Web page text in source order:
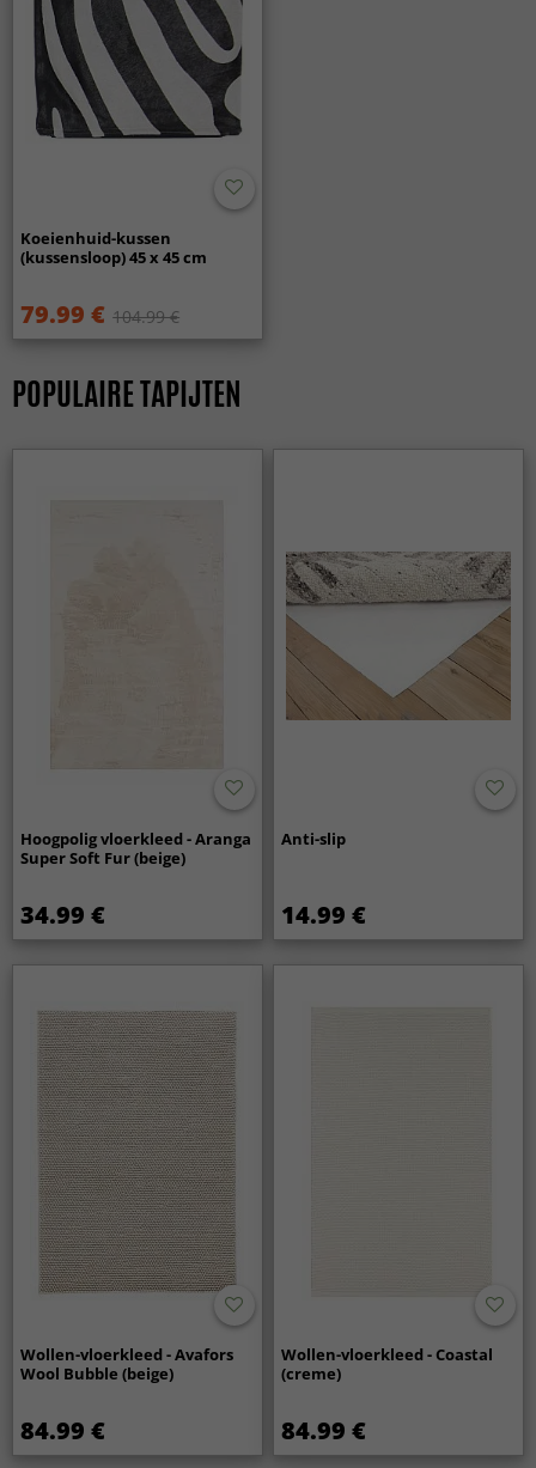
Koeienhuid-kussen
(kussensloop) 45 x 45 cm
79.99 € 104.99 €
POPULAIRE TAPIJTEN
Hoogpolig vloerkleed - Aranga
Super Soft Fur (beige)
34.99 €
Anti-slip
14.99 €
Wollen-vloerkleed - Avafors
Wool Bubble (beige)
84.99 €
Wollen-vloerkleed - Coastal
(creme)
84.99 €